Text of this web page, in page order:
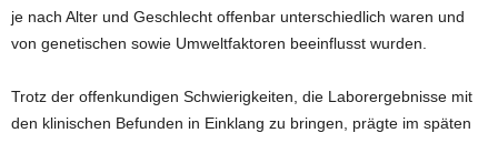
je nach Alter und Geschlecht offenbar unterschiedlich waren und
von genetischen sowie Umweltfaktoren beeinflusst wurden.
Trotz der offenkundigen Schwierigkeiten, die Laborergebnisse mit
den klinischen Befunden in Einklang zu bringen, prägte im späten